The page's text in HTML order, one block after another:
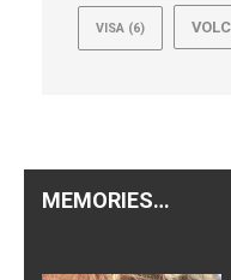
VISA (6)
MEMORIES…